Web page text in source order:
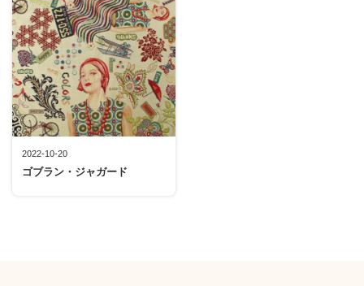
2022-10-20
ゴブラン・ジャガード